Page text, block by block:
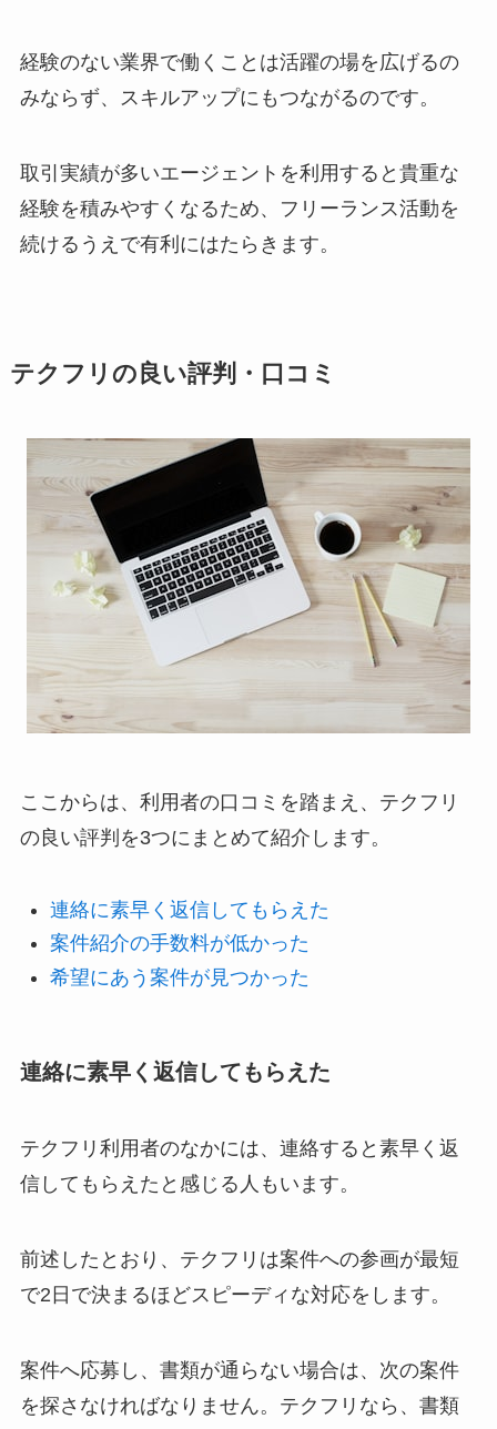
経験のない業界で働くことは活躍の場を広げるの
みならず、スキルアップにもつながるのです。
取引実績が多いエージェントを利用すると貴重な
経験を積みやすくなるため、フリーランス活動を
続けるうえで有利にはたらきます。
テクフリの良い評判・口コミ
ここからは、利用者の口コミを踏まえ、テクフリ
の良い評判を3つにまとめて紹介します。
連絡に素早く返信してもらえた
案件紹介の手数料が低かった
希望にあう案件が見つかった
連絡に素早く返信してもらえた
テクフリ利用者のなかには、連絡すると素早く返
信してもらえたと感じる人もいます。
前述したとおり、テクフリは案件への参画が最短
で2日で決まるほどスピーディな対応をします。
案件へ応募し、書類が通らない場合は、次の案件
を探さなければなりません。テクフリなら、書類